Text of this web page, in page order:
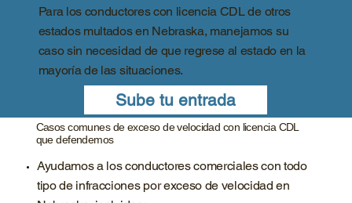
Para los conductores con licencia CDL de otros
estados multados en Nebraska, manejamos su
caso sin necesidad de que regrese al estado en la
mayoría de las situaciones.
Sube tu entrada
Casos comunes de exceso de velocidad con licencia CDL
que defendemos
Ayudamos a los conductores comerciales con todo
tipo de infracciones por exceso de velocidad en